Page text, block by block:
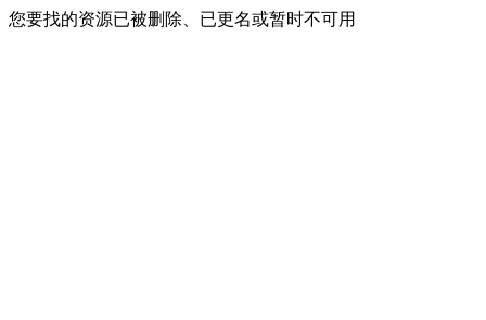
您要找的资源已被删除、已更名或暂时不可用